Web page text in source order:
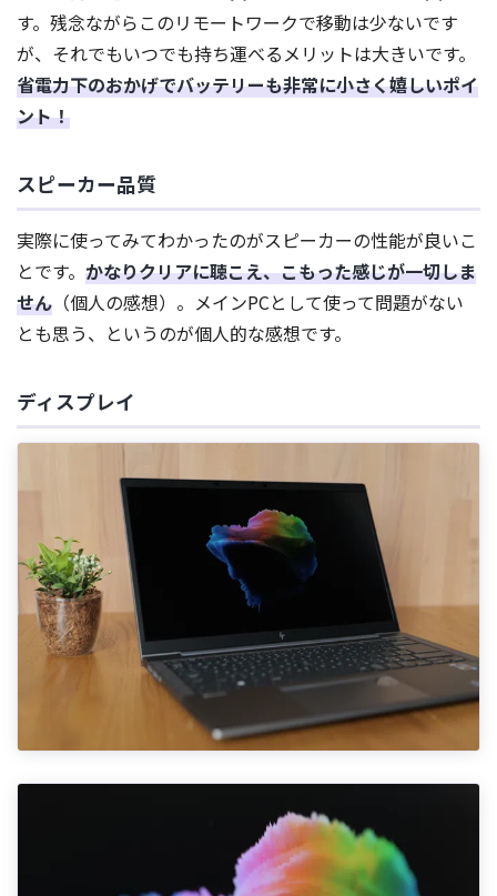
す。残念ながらこのリモートワークで移動は少ないです
が、それでもいつでも持ち運べるメリットは大きいです。
省電力下のおかげでバッテリーも非常に小さく嬉しいポイ
ント！
スピーカー品質
実際に使ってみてわかったのがスピーカーの性能が良いこ
とです。 かなりクリアに聴こえ、こもった感じが一切しま
せん （個人の感想）。メインPCとして使って問題がない
とも思う、というのが個人的な感想です。
ディスプレイ